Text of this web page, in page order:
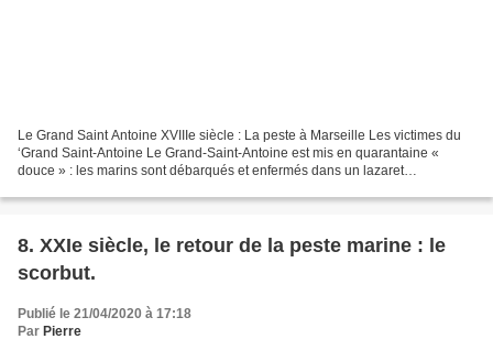
Le Grand Saint Antoine XVIIIe siècle : La peste à Marseille Les victimes du
‘Grand Saint-Antoine Le Grand-Saint-Antoine est mis en quarantaine «
douce » : les marins sont débarqués et enfermés dans un lazaret
8. XXIe siècle, le retour de la peste marine : le
scorbut.
Publié le 21/04/2020 à 17:18
Par Pierre